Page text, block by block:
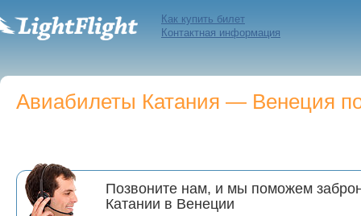
Как купить билет
Контактная информация
Авиабилеты Катания — Венеция
Позвоните нам, и мы поможем
Катании в Венеции